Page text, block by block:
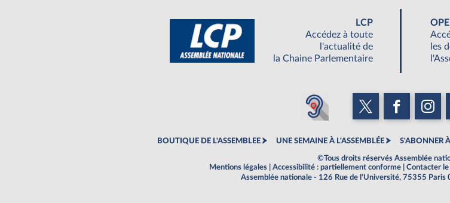
LCP
Accédez à toute
l'actualité de
la Chaine Parlementaire
les
BOUTIQUE DE L'ASSEMBLEE UNE SEMAINE À L'ASSEMBLÉE S'ABONNER
©Tous droits réservés Assemblée
Mentions légales
Accessibilité : partiellement conforme Contacter
Assemblée nationale - 126 Rue de l'Université, 75355